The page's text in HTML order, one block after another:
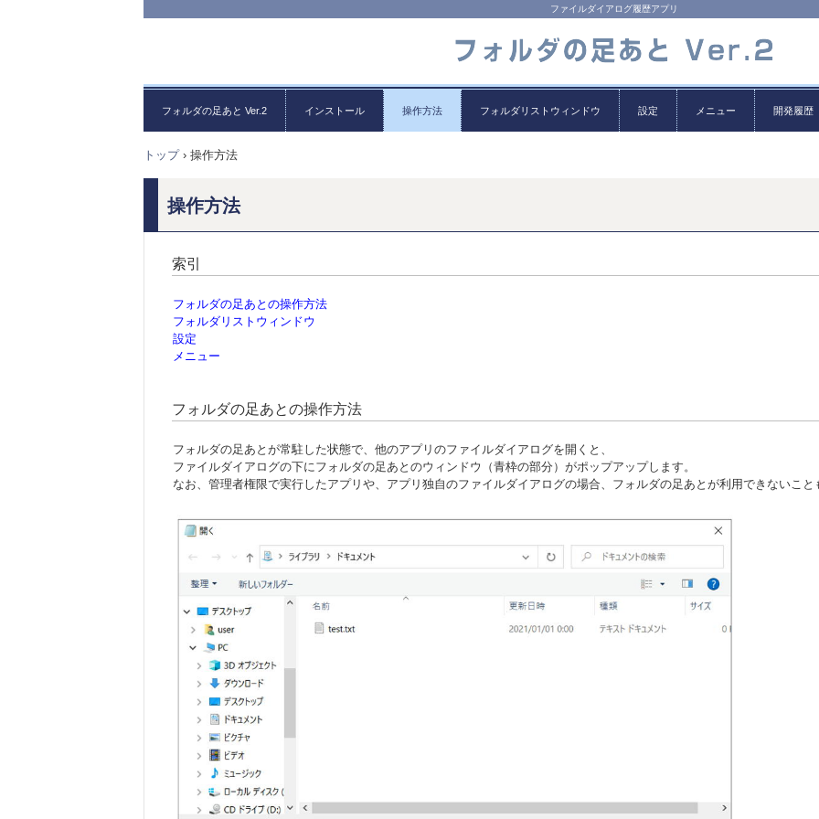
ファイルダイアログ履歴アプリ
フォルダの足あと Ver.2 インストール 操作方法 フォルダリストウィンドウ 設定 メニュー 開発履歴
トップ › 操作方法
操作方法
索引
フォルダの足あとの操作方法
フォルダリストウィンドウ
設定
メニュー
フォルダの足あとの操作方法
フォルダの足あとが常駐した状態で、他のアプリのファイルダイアログを開くと、
ファイルダイアログの下にフォルダの足あとのウィンドウ（青枠の部分）がポップアップします。
なお、管理者権限で実行したアプリや、アプリ独自のファイルダイアログの場合、フォルダの足あとが利用できないこと